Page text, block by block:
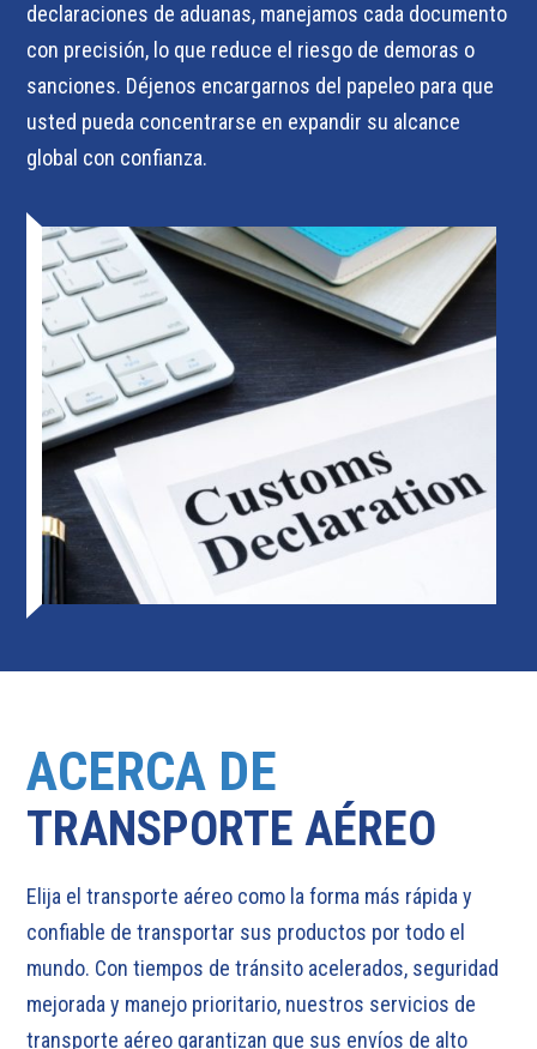
declaraciones de aduanas, manejamos cada documento
con precisión, lo que reduce el riesgo de demoras o
sanciones. Déjenos encargarnos del papeleo para que
usted pueda concentrarse en expandir su alcance
global con confianza.
ACERCA DE
TRANSPORTE AÉREO
Elija el transporte aéreo como la forma más rápida y
confiable de transportar sus productos por todo el
mundo. Con tiempos de tránsito acelerados, seguridad
mejorada y manejo prioritario, nuestros servicios de
transporte aéreo garantizan que sus envíos de alto